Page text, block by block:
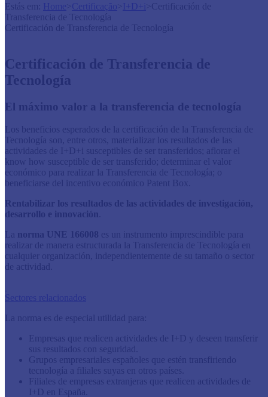
Estás em:
Home >Certificação >I+D+i >Certificación de
Transferencia de Tecnología
Certificación de Transferencia de Tecnología
Certificación de Transferencia de
Tecnología
​​​​​​​​​​​​​​​​​​​​​​​​El máximo valor a la transferencia de tecnología
Los beneficios esperados de la certificación de la Transferencia de
Tecnología son, entre otros, materializar los resultados de las
actividades de I+D+i susceptibles de ser transferidos; aflorar el
know how susceptible de ser transferido; determinar el valor
económico para realizar la Transferencia de Tecnología; o
beneficiarse del incentivo económico Patent Box.
Rentabilizar los resultados de las actividades de investigación,
desarrollo e innovación
La norma UNE 166008 es un instrumento imprescindible para
realizar de manera estructurada la Transferencia de Tecnología en
cualquier organización, independientemente de su tamaño o sector
de actividad.​
Sectores relacionados
La norma es de especial utilidad para:
Empresas que realicen actividades de I+D y deseen transferir
sus resultados con seguridad.
Grupos empresariales españoles que estén transfiriendo
tecnología a filiales suyas en otros países.
Filiales de empresas extranjeras que realicen actividades de
I+D en España.